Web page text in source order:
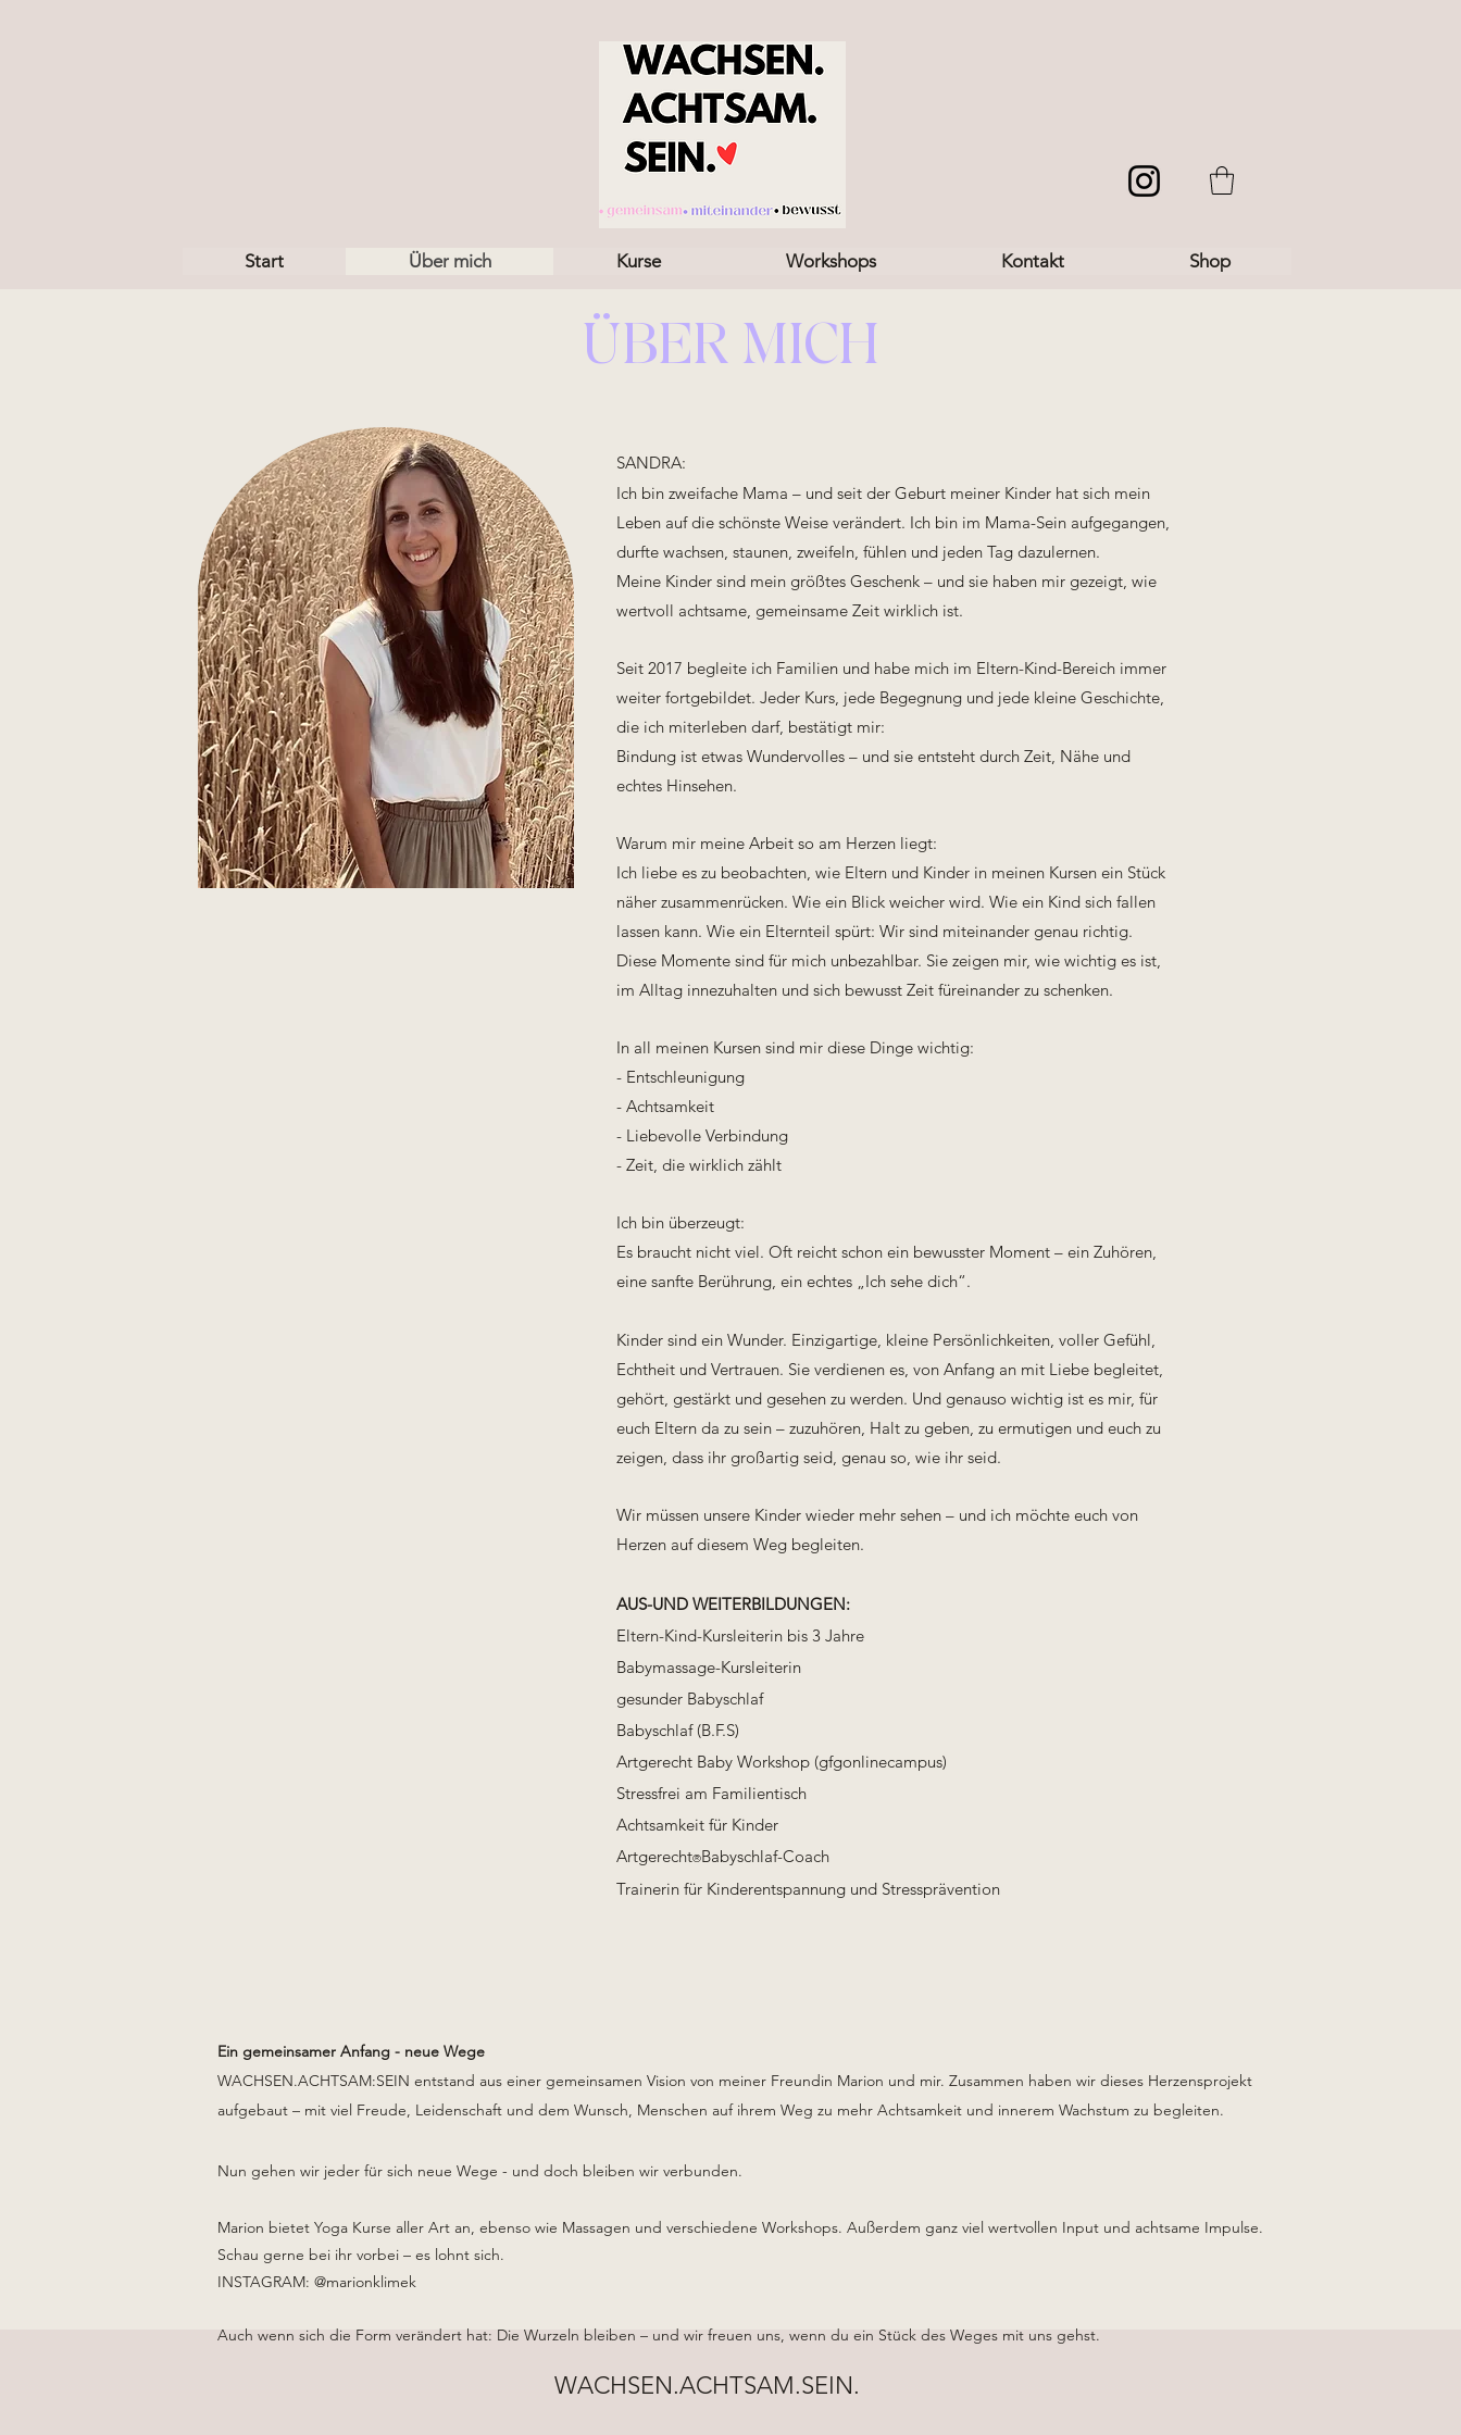
Start Über mich Kurse Workshops Kontakt Shop
ÜBER MICH
SANDRA:
Ich bin zweifache Mama – und seit der Geburt meiner Kinder hat sich mein
Leben auf die schönste Weise verändert. Ich bin im Mama-Sein aufgegangen,
durfte wachsen, staunen, zweifeln, fühlen und jeden Tag dazulernen.
Meine Kinder sind mein größtes Geschenk – und sie haben mir gezeigt, wie
wertvoll achtsame, gemeinsame Zeit wirklich ist.
Seit 2017 begleite ich Familien und habe mich im Eltern-Kind-Bereich immer
weiter fortgebildet. Jeder Kurs, jede Begegnung und jede kleine Geschichte,
die ich miterleben darf, bestätigt mir:
Bindung ist etwas Wundervolles – und sie entsteht durch Zeit, Nähe und
echtes Hinsehen.
Warum mir meine Arbeit so am Herzen liegt:
Ich liebe es zu beobachten, wie Eltern und Kinder in meinen Kursen ein Stück
näher zusammenrücken. Wie ein Blick weicher wird. Wie ein Kind sich fallen
lassen kann. Wie ein Elternteil spürt: Wir sind miteinander genau richtig.
Diese Momente sind für mich unbezahlbar. Sie zeigen mir, wie wichtig es ist,
im Alltag innezuhalten und sich bewusst Zeit füreinander zu schenken.
In all meinen Kursen sind mir diese Dinge wichtig:
- Entschleunigung
- Achtsamkeit
- Liebevolle Verbindung
- Zeit, die wirklich zählt
Ich bin überzeugt:
Es braucht nicht viel. Oft reicht schon ein bewusster Moment – ein Zuhören,
eine sanfte Berührung, ein echtes „Ich sehe dich“.
Kinder sind ein Wunder. Einzigartige, kleine Persönlichkeiten, voller Gefühl,
Echtheit und Vertrauen. Sie verdienen es, von Anfang an mit Liebe begleitet,
gehört, gestärkt und gesehen zu werden. Und genauso wichtig ist es mir, für
euch Eltern da zu sein – zuzuhören, Halt zu geben, zu ermutigen und euch zu
zeigen, dass ihr großartig seid, genau so, wie ihr seid.
Wir müssen unsere Kinder wieder mehr sehen – und ich möchte euch von
Herzen auf diesem Weg begleiten.
AUS-UND WEITERBILDUNGEN:
Eltern-Kind-Kursleiterin bis 3 Jahre
Babymassage-Kursleiterin
gesunder Babyschlaf
Babyschlaf (B.F.S)
Artgerecht Baby Workshop (gfgonlinecampus)
Stressfrei am Familientisch
Achtsamkeit für Kinder
Artgerecht®Babyschlaf-Coach
Trainerin für Kinderentspannung und Stressprävention
Ein gemeinsamer Anfang - neue Wege
WACHSEN.ACHTSAM:SEIN entstand aus einer gemeinsamen Vision von meiner Freundin Marion und mir. Zusammen haben wir dieses Herzensprojekt
aufgebaut – mit viel Freude, Leidenschaft und dem Wunsch, Menschen auf ihrem Weg zu mehr Achtsamkeit und innerem Wachstum zu begleiten.
Nun gehen wir jeder für sich neue Wege - und doch bleiben wir verbunden.
Marion bietet Yoga Kurse aller Art an, ebenso wie Massagen und verschiedene Workshops. Außerdem ganz viel wertvollen Input und achtsame Impulse.
Schau gerne bei ihr vorbei – es lohnt sich.
INSTAGRAM: @marionklimek
Auch wenn sich die Form verändert hat: Die Wurzeln bleiben – und wir freuen uns, wenn du ein Stück des Weges mit uns gehst.
WACHSEN.ACHTSAM.SEIN.